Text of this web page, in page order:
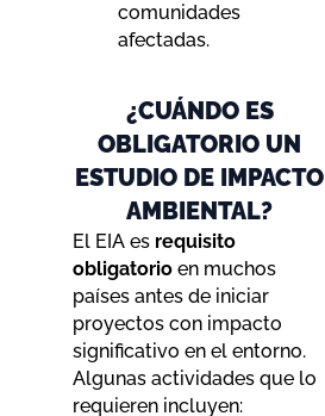
comunidades
afectadas.
¿CUÁNDO ES
OBLIGATORIO UN
ESTUDIO DE IMPACTO
AMBIENTAL?
El EIA es requisito
obligatorio en muchos
países antes de iniciar
proyectos con impacto
significativo en el entorno.
Algunas actividades que lo
requieren incluyen: